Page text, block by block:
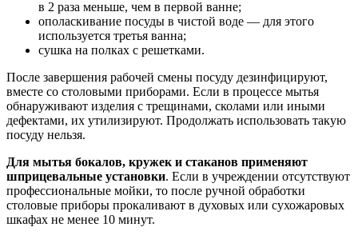
в 2 раза меньше, чем в первой ванне;
ополаскивание посуды в чистой воде — для этого
используется третья ванна;
сушка на полках с решетками.
После завершения рабочей смены посуду дезинфицируют,
вместе со столовыми приборами. Если в процессе мытья
обнаруживают изделия с трещинами, сколами или иными
дефектами, их утилизируют. Продолжать использовать такую
посуду нельзя.
Для мытья бокалов, кружек и стаканов применяют
шприцевальные установки. Если в учреждении отсутствуют
профессиональные мойки, то после ручной обработки
столовые приборы прокаливают в духовых или сухожаровых
шкафах не менее 10 минут.